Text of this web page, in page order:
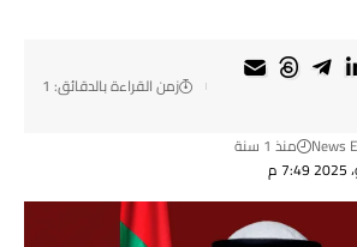
منذ 1 سنة
زمن القراءة بالدقائق: 1